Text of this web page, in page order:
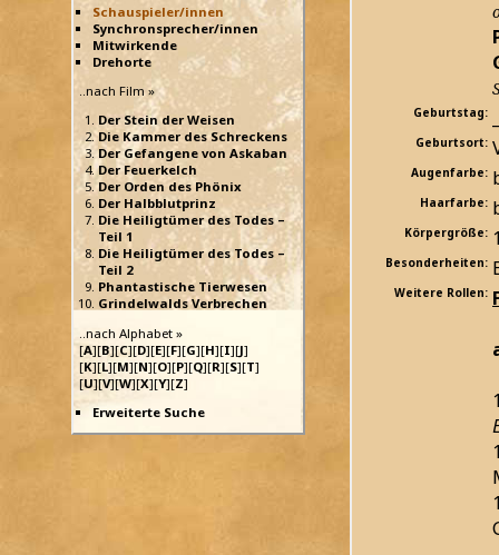
Schauspieler/innen
Synchronsprecher/innen
Mitwirkende
Drehorte
..nach Film »
Der Stein der Weisen
Die Kammer des Schreckens
Der Gefangene von Askaban
Der Feuerkelch
Der Orden des Phönix
Der Halbblutprinz
Die Heiligtümer des Todes –
Teil 1
Die Heiligtümer des Todes –
Teil 2
Phantastische Tierwesen
Grindelwalds Verbrechen
..nach Alphabet »
[A][B][C][D][E][F][G][H][I][J]
[K][L][M][N][O][P][Q][R][S][T]
[U][V][W][X][Y][Z]
Erweiterte Suche
Geburtstag:
Geburtsort:
Augenfarbe:
Haarfarbe:
Körpergröße:
Besonderheiten:
Weitere Rollen: